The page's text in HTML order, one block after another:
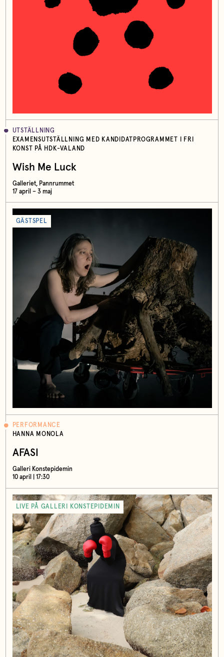
UTSTÄLLNING
EXAMENSUTSTÄLLNING MED KANDIDATPROGRAMMET I FRI
KONST PÅ HDK-VALAND
Wish Me Luck
Galleriet, Pannrummet
17 april – 3 maj
GÄSTSPEL
PERFORMANCE
HANNA MONOLA
AFASI
Galleri Konstepidemin
10 april | 17:30
LIVE PÅ GALLERI KONSTEPIDEMIN